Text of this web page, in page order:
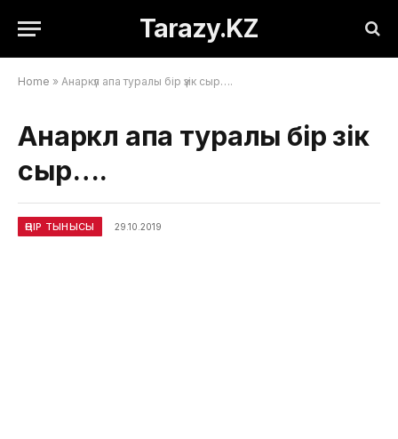
Tarazy.KZ
Home » Анаркүл апа туралы бір үзік сыр….
Анаркүл апа туралы бір үзік
сыр….
ӨҢІР ТЫНЫСЫ 29.10.2019